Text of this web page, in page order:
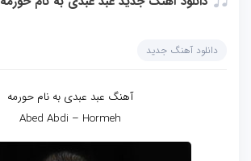
دانلود آهنگ جدید
آهنگ عبد عبدی به نام حورمه
Abed Abdi – Hormeh